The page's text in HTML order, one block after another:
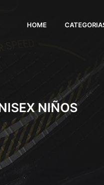
HOME
NIÑOS